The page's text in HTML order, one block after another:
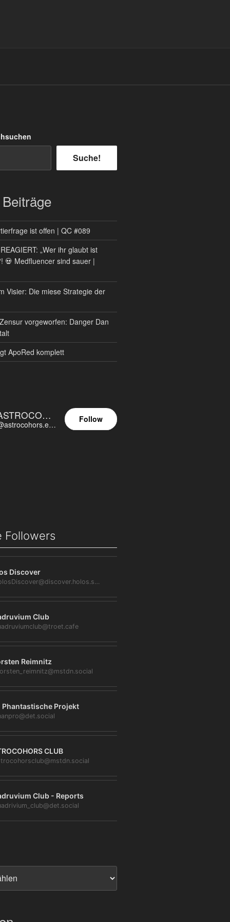
Suche!
ist offen | QC #089
„Wer ihr glaubt ist
💀 Medfluencer sind sauer |
Visier: Die miese Strategie der
vorgeworfen: Danger Dan
ApoRed komplett
ASTROCOHORS EUNOIA ULTIMA
@astrocohors.eu@astrocohors.eu
Follow
Followers
Discover
@HolosDiscover@discover.holos.social
Club
Reimnitz
Phantastische Projekt
CLUB
Club - Reports